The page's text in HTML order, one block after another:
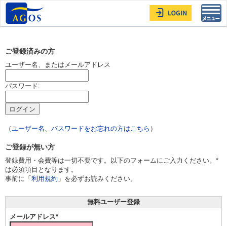
ご登録済みの方
ユーザー名、またはメールアドレス
パスワード:
（ユーザー名、パスワードをお忘れの方はこちら ）
ご登録が無い方
登録費用・会費等は一切不要です。以下のフォームにご入力ください。*
は必須項目となります。
事前に「 利用規約 」を必ずお読みください。
無料ユーザー登録
メールアドレス*